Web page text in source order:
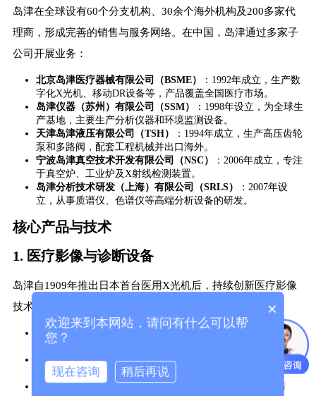
岛津在全球设有60个分支机构、30余个海外机构及200多家代
理商，形成完善的销售与服务网络。在中国，岛津通过多家子
公司开展业务：
​北京岛津医疗器械有限公司（BSME）​
​：1992年成立，生产数
字化X光机、移动DR设备等，产品覆盖全国医疗市场。
​岛津仪器（苏州）有限公司（SSM）​
​：1998年设立，为全球生
产基地，主要生产分析仪器和环境监测设备。
​天津岛津液压有限公司（TSH）​
​：1994年成立，生产高压齿轮
泵和多路阀，配套工程机械并出口海外。
​宁波岛津真空技术开发有限公司（NSC）​
​：2006年成立，专注
于真空炉、工业炉及X射线检测装置。
​岛津分析技术研发（上海）有限公司（SRLS）​
​：2007年设
立，从事质谱仪、色谱仪等高端分析设备的研发。
核心产品与技术
1. 医疗影像与诊断设备
岛津自1909年推出日本首台医用X光机后，持续创新医疗影像
技术。代表性产品包括：
​Trinias系列血管造影系统​
​：支持心血管介入治疗，具备低剂量
辐射和高分辨率成像。
​SONIALVISION动态DR设备​​：全球市场份额前三，适用于骨
科三维成像。
​阿尔茨海默病血液检测技术​​：通过0.5毫升血液实现早期筛
×
欢迎来到本网站，请问有什么可以帮
您？
现在咨询 稍后再说